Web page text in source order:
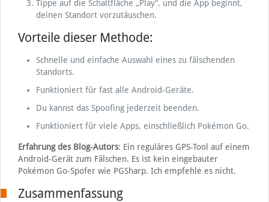
Tippe auf die Schaltfläche „Play“, und die App beginnt,
deinen Standort vorzutäuschen.
Vorteile dieser Methode:
Schnelle und einfache Auswahl eines zu fälschenden
Standorts.
Funktioniert für fast alle Android-Geräte.
Du kannst das Spoofing jederzeit beenden.
Funktioniert für viele Apps, einschließlich Pokémon Go.
Erfahrung des Blog-Autors: Ein reguläres GPS-Tool auf einem
Android-Gerät zum Fälschen. Es ist kein eingebauter
Pokémon Go-Spofer wie PGSharp. Ich empfehle es nicht.
Zusammenfassung